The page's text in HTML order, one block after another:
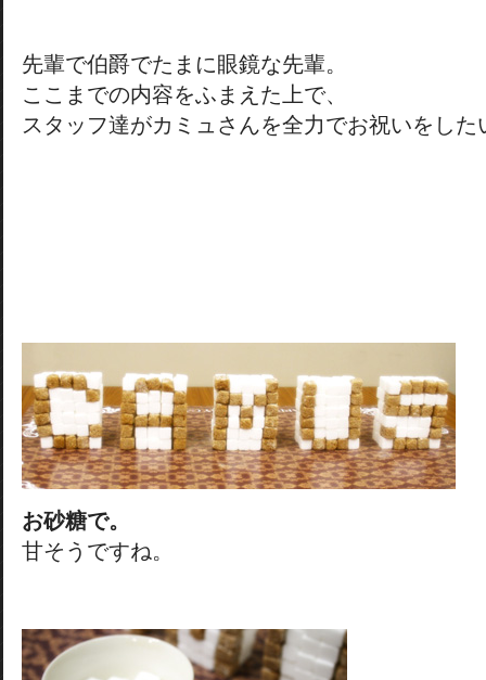
先輩で伯爵でたまに眼鏡な先輩。
ここまでの内容をふまえた上で、
スタッフ達がカミュさんを全力でお祝いをした
お砂糖で。
甘そうですね。